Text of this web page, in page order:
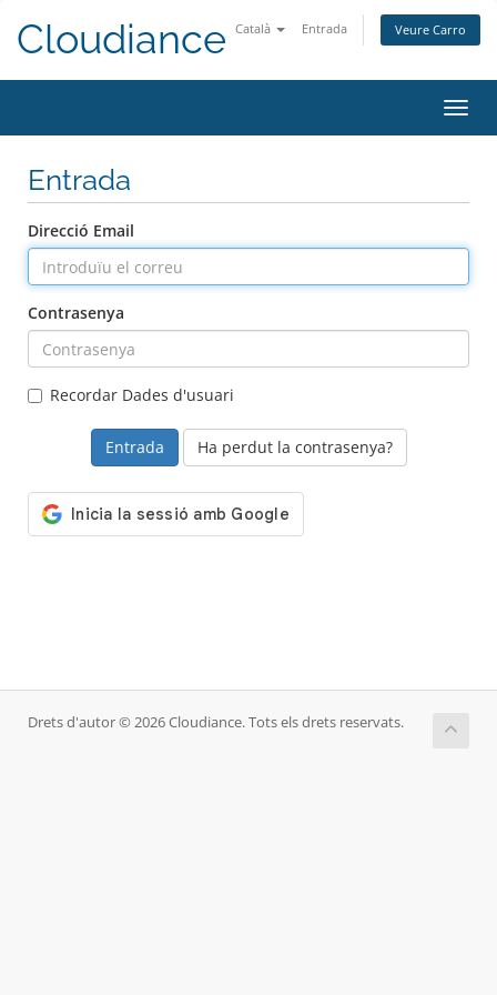
Català Entrada Veure Carro
Cloudiance
Entrada
Direcció Email
Contrasenya
Recordar Dades d'usuari
Ha perdut la contrasenya?
Drets d'autor © 2026 Cloudiance. Tots els drets reservats.